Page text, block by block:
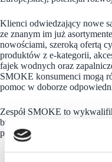
Klienci odwiedzający nowe
ze znanym im już
nowościami, szeroką ofertą
produktów z e-kategorii,
fajek wodnych oraz
SMOKE konsumenci mogą
pomoc w doborze
Zespół SMOKE to
branżową wiedzą na temat
produktów.